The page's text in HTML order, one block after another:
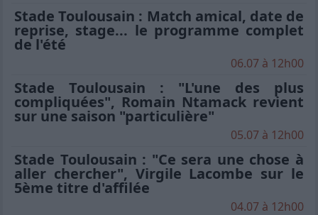
Stade Toulousain : Match amical, date de
reprise, stage... le programme complet
de l'été
06.07 à 12h00
Stade Toulousain : "L'une des plus
compliquées", Romain Ntamack revient
sur une saison "particulière"
05.07 à 12h00
Stade Toulousain : "Ce sera une chose à
aller chercher", Virgile Lacombe sur le
5ème titre d'affilée
04.07 à 12h00